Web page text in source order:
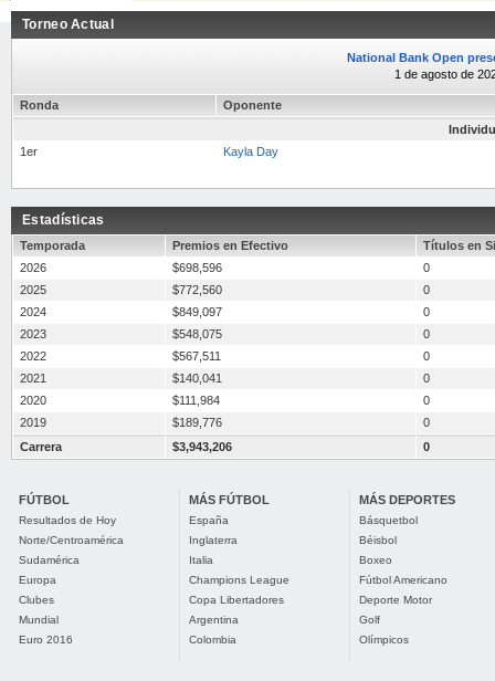
Torneo Actual
National Bank Open
1 de agosto de
Ronda
Oponente
1er
Kayla Day
Estadísticas
Temporada Premios en Efectivo
Títulos en
2026
$698,596
0
2025
$772,560
0
2024
$849,097
0
2023
$548,075
0
2022
$567,511
0
2021
$140,041
0
2020
$111,984
0
2019
$189,776
0
Carrera
$3,943,206 0
FÚTBOL
Resultados de Hoy
Norte/Centroamérica
Sudamérica
Europa
Clubes
Mundial
Euro 2016
MÁS FÚTBOL
España
Inglaterra
Italia
Champions League
Copa Libertadores
Argentina
Colombia
MÁS DEPORTES
Básquetbol
Béisbol
Boxeo
Fútbol Americano
Deporte Motor
Golf
Olímpicos